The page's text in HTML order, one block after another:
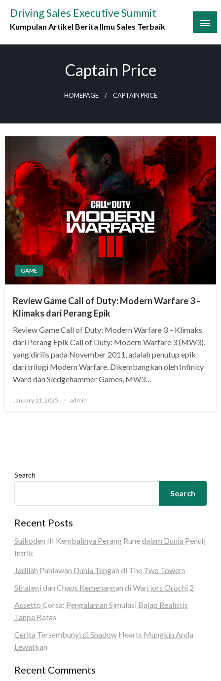
content
Driving Sales Executive Summit
Kumpulan Artikel Berita Ilmu Sales Terbaik
Captain Price
HOMEPAGE CAPTAIN PRICE
GAME
Review Game Call of Duty: Modern Warfare 3 –
Klimaks dari Perang Epik
Review Game Call of Duty: Modern Warfare 3 – Klimaks
dari Perang Epik Call of Duty: Modern Warfare 3 (MW3),
yang dirilis pada November 2011, adalah penutup epik
dari trilogi Modern Warfare. Dikembangkan oleh Infinity
Ward dan Sledgehammer Games, MW3…
Posted
January 11, 2025 admin
Search
Search
Recent Posts
Suikoden III Kembalinya Perang Rune dalam Dunia Penuh
Intrik
Jadilah Pahlawan Dunia Tengah di The Two Towers
Strategi dan Chaos Kemenangan di Warriors Orochi 2
Assetto Corsa: Pengalaman Simulasi Balap Realistis
Tanpa Batas
Cerita Tersembunyi di Shadow Hearts Mungkin Anda
Lewatkan
Recent Comments